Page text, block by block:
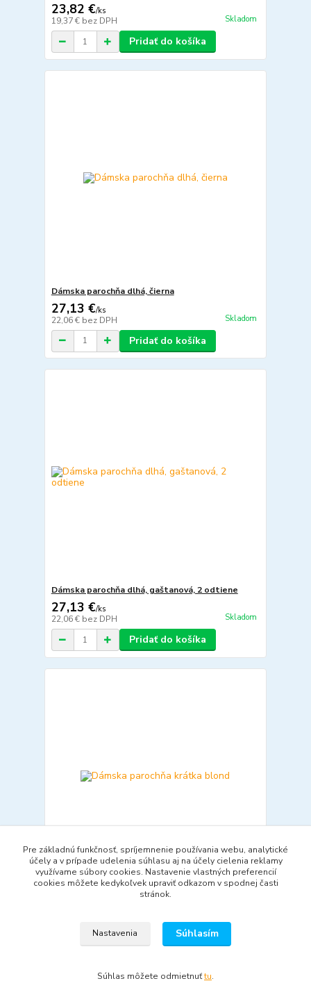
23,82 €/ks
19,37 € bez DPH Skladom
Pridať do košíka
Dámska parochňa dlhá, čierna
27,13 €/ks
22,06 € bez DPH Skladom
Pridať do košíka
Dámska parochňa dlhá, gaštanová, 2 odtiene
27,13 €/ks
22,06 € bez DPH Skladom
Pridať do košíka
Dámska parochňa krátka blond
Pridať do košíka
Pre základnú funkčnosť, spríjemnenie používania webu, analytické
účely a v prípade udelenia súhlasu aj na účely cielenia reklamy
využívame súbory cookies. Nastavenie vlastných preferencií
cookies môžete kedykoľvek upraviť odkazom v spodnej časti
stránok.
Nastavenia Súhlasím
Súhlas môžete odmietnuťtu.